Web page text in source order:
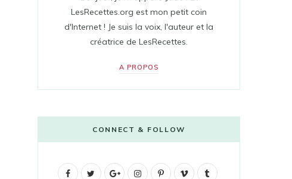
LesRecettes.org est mon petit coin
d'Internet ! Je suis la voix, l'auteur et la
créatrice de LesRecettes.
A PROPOS
CONNECT & FOLLOW
F
G
I
P
V